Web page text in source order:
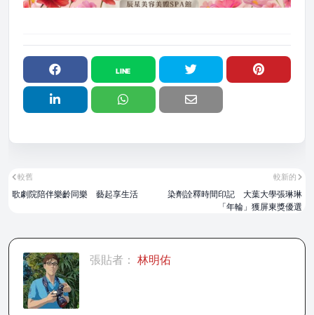
較新的
染劑詮釋時間印記 大葉大學張琳琳
「年輪」獲屏東獎優選
較舊
歌劇院陪伴樂齡同樂 藝起享生活
張貼者： 林明佑